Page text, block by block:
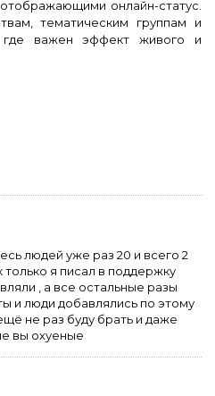
онлайн-статус.
тематическим группам и
где важен эффект живого и
людей уже раз 20 и всего 2
только я писал в поддержку
, а все остальные разы
и люди добавлялись по этому
не раз буду брать и даже
вы охуеные